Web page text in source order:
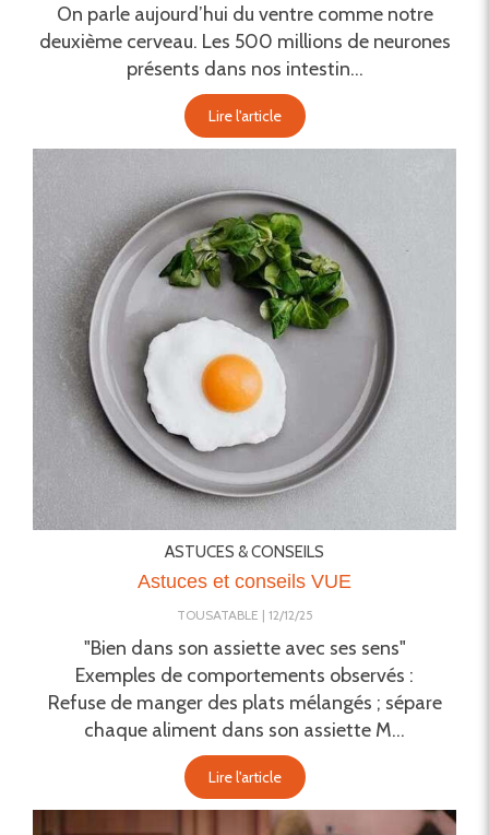
On parle aujourd’hui du ventre comme notre
deuxième cerveau. Les 500 millions de neurones
présents dans nos intestin...
Lire l'article
ASTUCES & CONSEILS
Astuces et conseils VUE
TOUSATABLE 12/12/25
"Bien dans son assiette avec ses sens"
Exemples de comportements observés :
Refuse de manger des plats mélangés ; sépare
chaque aliment dans son assiette M...
Lire l'article